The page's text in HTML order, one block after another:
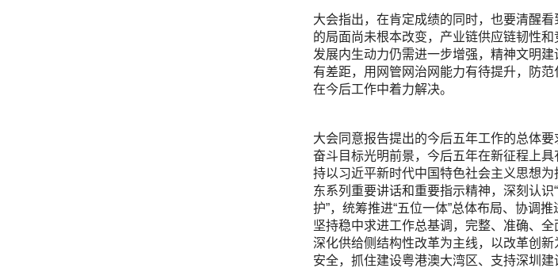
大会指出，在肯定成绩的同时，也要清醒
的局面尚未根本改变，产业链供应链韧性
发展内生动力仍需进一步增强，精神文明
有差距，用网管网治网能力有待提升，防
在今后工作中着力解决。
大会同意报告提出的今后五年工作的总体
奋斗目标光明前景，今后五年在新征程上
持以习近平新时代中国特色社会主义思想
东系列重要讲话和重要指示精神，深刻认识
护”，统筹推进“五位一体”总体布局、协调
坚持稳中求进工作总基调，完整、准确、
深化供给侧结构性改革为主线，以改革创
安全，抓住建设粤港澳大湾区、支持深圳